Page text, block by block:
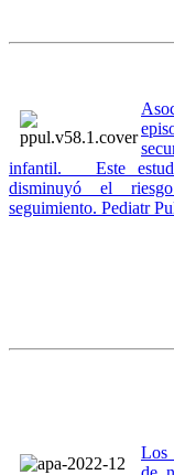
infantil. Este
disminuyó el
seguimiento. Pediatr
Los